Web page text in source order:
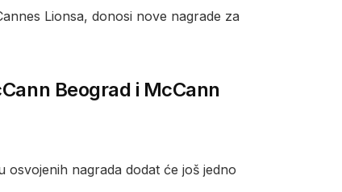
Lionsa, donosi nove nagrade za
Beograd i McCann
nagrada dodat će još jedno